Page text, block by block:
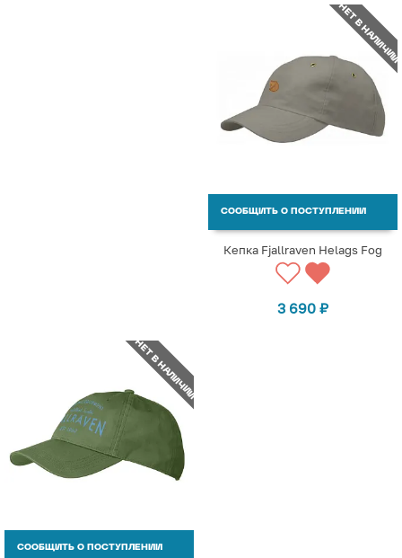
НЕТ В НАЛИЧИИ
СООБЩИТЬ О ПОСТУПЛЕНИИ
Кепка Fjallraven Helags Fog
3 690 ₽
НЕТ В НАЛИЧИИ
СООБЩИТЬ О ПОСТУПЛЕНИИ